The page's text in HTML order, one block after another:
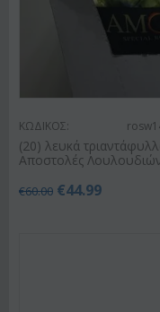
ΚΩΔΙΚΟΣ:
(20) λευκά
Αποστολές
€60.00 €44.99